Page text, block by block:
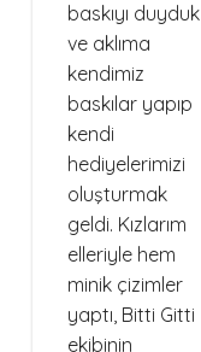
baskıyı duyduk
ve aklıma
kendimiz
baskılar yapıp
kendi
hediyelerimizi
oluşturmak
geldi. Kızlarım
elleriyle hem
minik çizimler
yaptı, Bitti Gitti
ekibinin